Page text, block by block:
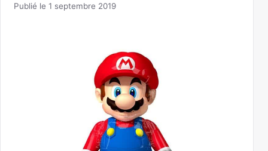
Publié le 1 septembre 2019